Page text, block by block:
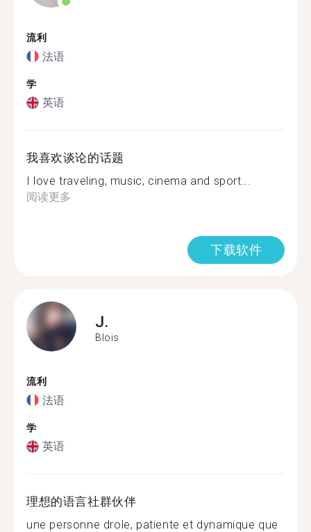
流利
法语
学
英语
我喜欢谈论的话题
I love traveling, music, cinema and sport...
阅读更多
下载软件
J.
Blois
流利
法语
学
英语
理想的语言社群伙伴
une personne drole, patiente et dynamique que